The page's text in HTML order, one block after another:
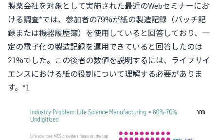
製薬会社を対象として実施された最近のWebセミナーにお
ける調査*では、参加者の79%が紙の製造記録（バッチ記
録または機器履歴簿）を使用していると回答しており、一
定の電子化の製造記録を運用できていると回答したのは
21%でした。この後者の数値を説明するには、ライフサイ
エンスにおける紙の役割について理解する必要がありま
す。*1